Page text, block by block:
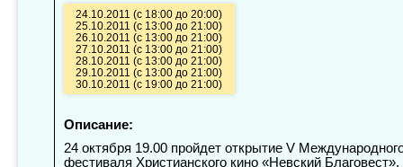
24.10.2011 (с 18:00 до 20:00)
25.10.2011 (с 13:00 до 21:00)
26.10.2011 (с 13:00 до 21:00)
27.10.2011 (с 13:00 до 21:00)
28.10.2011 (с 13:00 до 21:00)
29.10.2011 (с 13:00 до 21:00)
30.10.2011 (с 19:00 до 21:00)
Описание:
24 октября 19.00 пройдет открытие V
фестиваля Христианского кино «Невский Благовест».